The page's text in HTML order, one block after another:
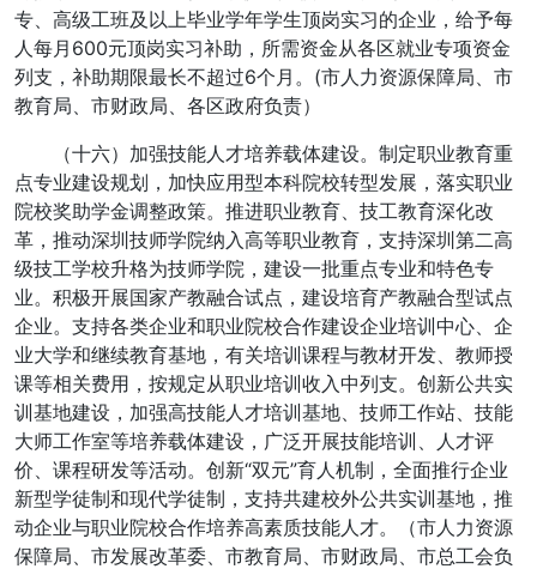
专、高级工班及以上毕业学年学生顶岗实习的企业，给予每
人每月600元顶岗实习补助，所需资金从各区就业专项资金
列支，补助期限最长不超过6个月。(市人力资源保障局、市
教育局、市财政局、各区政府负责）
（十六）加强技能人才培养载体建设。制定职业教育重
点专业建设规划，加快应用型本科院校转型发展，落实职业
院校奖助学金调整政策。推进职业教育、技工教育深化改
革，推动深圳技师学院纳入高等职业教育，支持深圳第二高
级技工学校升格为技师学院，建设一批重点专业和特色专
业。积极开展国家产教融合试点，建设培育产教融合型试点
企业。支持各类企业和职业院校合作建设企业培训中心、企
业大学和继续教育基地，有关培训课程与教材开发、教师授
课等相关费用，按规定从职业培训收入中列支。创新公共实
训基地建设，加强高技能人才培训基地、技师工作站、技能
大师工作室等培养载体建设，广泛开展技能培训、人才评
价、课程研发等活动。创新“双元”育人机制，全面推行企业
新型学徒制和现代学徒制，支持共建校外公共实训基地，推
动企业与职业院校合作培养高素质技能人才。（市人力资源
保障局、市发展改革委、市教育局、市财政局、市总工会负